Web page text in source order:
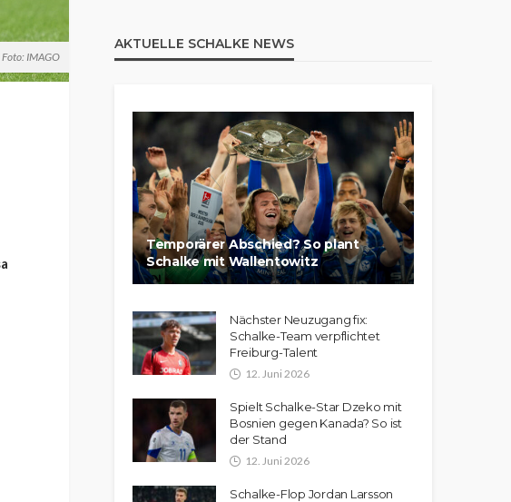
Foto: IMAGO
AKTUELLE SCHALKE NEWS
Temporärer Abschied? So plant
Schalke mit Wallentowitz
Nächster Neuzugang fix:
Schalke-Team verpflichtet
Freiburg-Talent
12. Juni 2026
Spielt Schalke-Star Dzeko mit
Bosnien gegen Kanada? So ist
der Stand
12. Juni 2026
Schalke-Flop Jordan Larsson